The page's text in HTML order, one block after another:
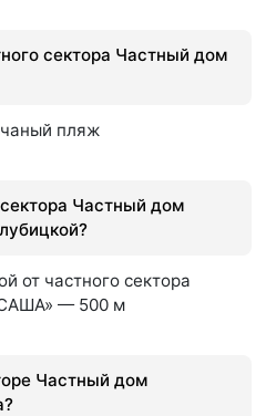
сектора Частный дом
пляж
Частный дом
от частного сектора
— 500 м
Частный дом